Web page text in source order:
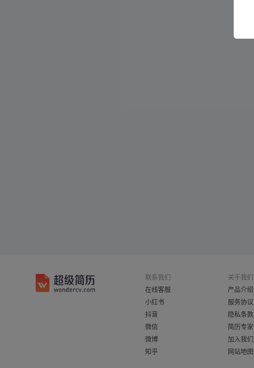
联系我们
在线客服
小红书
抖音
微信
微博
知乎
关于我们
产品介绍
服务协议
隐私条款
简历专家
加入我们
网站地图